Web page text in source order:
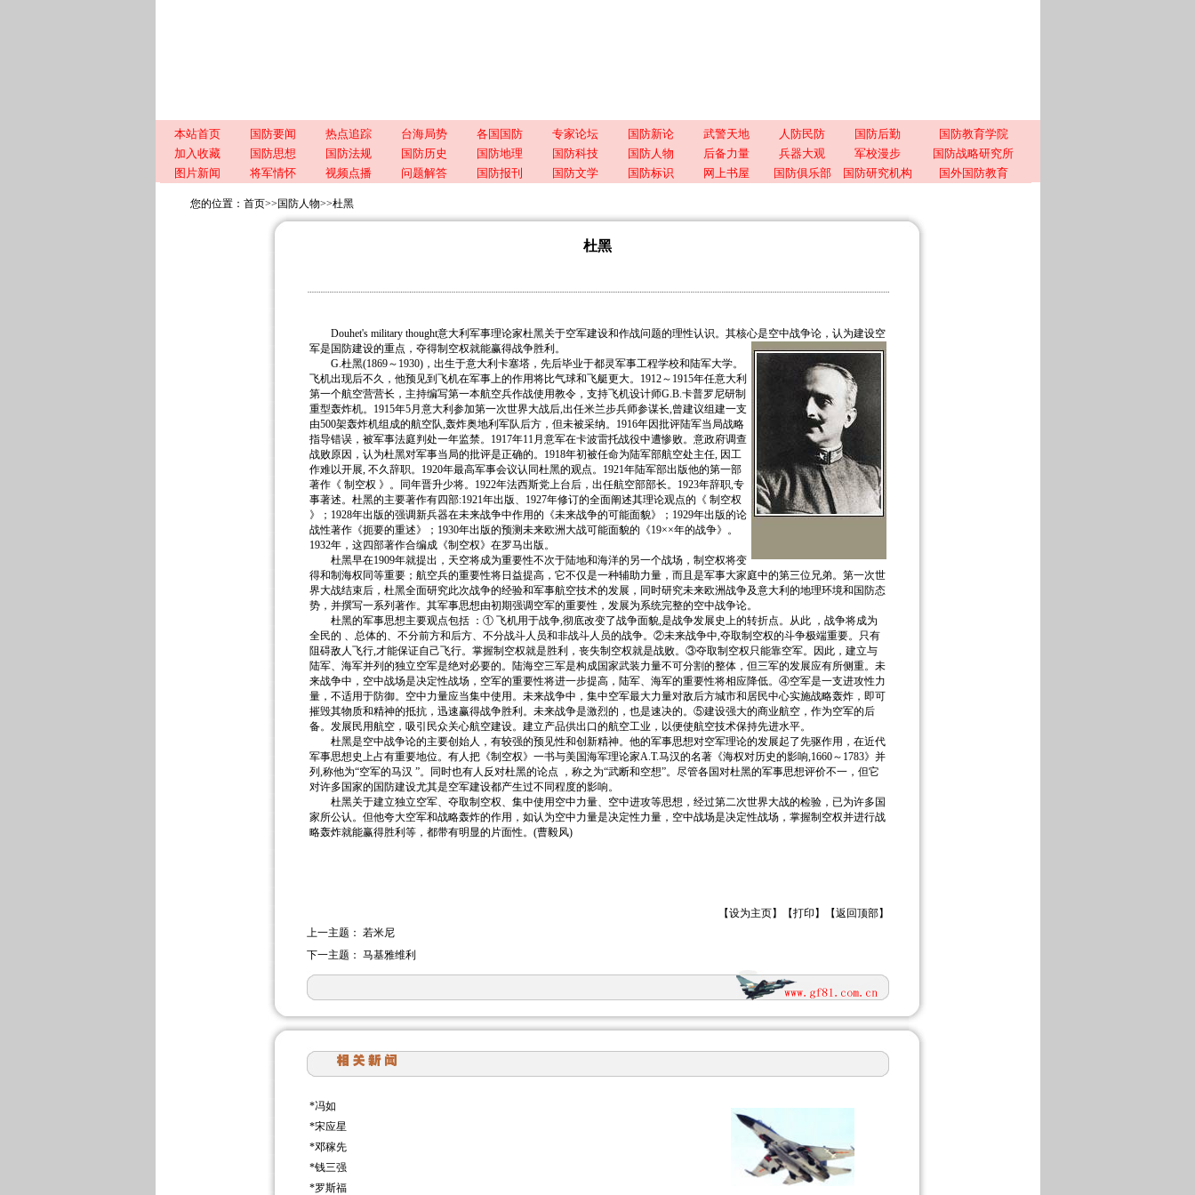
本站首页 国防要闻 热点追踪 台海局势 各国国防 专家论坛 国防新论 武警天地 人防民防 国防后勤
国防教育学院
加入收藏
国防思想 国防法规 国防历史 国防地理 国防科技 国防人物 后备力量 兵器大观 军校漫步
国防战略研究所
图片新闻
将军情怀 视频点播 问题解答 国防报刊 国防文学 国防标识 网上书屋 国防俱乐部 国防研究机构 国外国防教育
您的位置： 首页>> 国防人物>>杜黑
杜黑
Douhet's military thought意大利军事理论家杜黑关于空军建设和作战问题的理性认识。其核心是空中战争论，认为建设空
军是国防建设的重点，夺得制空权就能赢得战争胜利。
G.杜黑(1869～1930)，出生于意大利卡塞塔，先后毕业于都灵军事工程学校和陆军大学。
飞机出现后不久，他预见到飞机在军事上的作用将比气球和飞艇更大。1912～1915年任意大利
第一个航空营营长，主持编写第一本航空兵作战使用教令，支持飞机设计师G.B.卡普罗尼研制
重型轰炸机。1915年5月意大利参加第一次世界大战后,出任米兰步兵师参谋长,曾建议组建一支
由500架轰炸机组成的航空队,轰炸奥地利军队后方，但未被采纳。1916年因批评陆军当局战略
指导错误，被军事法庭判处一年监禁。1917年11月意军在卡波雷托战役中遭惨败。意政府调查
战败原因，认为杜黑对军事当局的批评是正确的。1918年初被任命为陆军部航空处主任, 因工
作难以开展, 不久辞职。1920年最高军事会议认同杜黑的观点。1921年陆军部出版他的第一部
著作《 制空权 》。同年晋升少将。1922年法西斯党上台后，出任航空部部长。1923年辞职,专
事著述。杜黑的主要著作有四部:1921年出版、1927年修订的全面阐述其理论观点的《 制空权
》；1928年出版的强调新兵器在未来战争中作用的《未来战争的可能面貌》；1929年出版的论
战性著作《扼要的重述》；1930年出版的预测未来欧洲大战可能面貌的《19××年的战争》。
1932年，这四部著作合编成《制空权》在罗马出版。
杜黑早在1909年就提出，天空将成为重要性不次于陆地和海洋的另一个战场，制空权将变
得和制海权同等重要；航空兵的重要性将日益提高，它不仅是一种辅助力量，而且是军事大家庭中的第三位兄弟。第一次世
界大战结束后，杜黑全面研究此次战争的经验和军事航空技术的发展，同时研究未来欧洲战争及意大利的地理环境和国防态
势，并撰写一系列著作。其军事思想由初期强调空军的重要性，发展为系统完整的空中战争论。
杜黑的军事思想主要观点包括 ：① 飞机用于战争,彻底改变了战争面貌,是战争发展史上的转折点。从此 ，战争将成为
全民的 、总体的、不分前方和后方、不分战斗人员和非战斗人员的战争。②未来战争中,夺取制空权的斗争极端重要。只有
阻碍敌人飞行,才能保证自己飞行。掌握制空权就是胜利，丧失制空权就是战败。③夺取制空权只能靠空军。因此，建立与
陆军、海军并列的独立空军是绝对必要的。陆海空三军是构成国家武装力量不可分割的整体，但三军的发展应有所侧重。未
来战争中，空中战场是决定性战场，空军的重要性将进一步提高，陆军、海军的重要性将相应降低。④空军是一支进攻性力
量，不适用于防御。空中力量应当集中使用。未来战争中，集中空军最大力量对敌后方城市和居民中心实施战略轰炸，即可
摧毁其物质和精神的抵抗，迅速赢得战争胜利。未来战争是激烈的，也是速决的。⑤建设强大的商业航空，作为空军的后
备。发展民用航空，吸引民众关心航空建设。建立产品供出口的航空工业，以便使航空技术保持先进水平。
杜黑是空中战争论的主要创始人，有较强的预见性和创新精神。他的军事思想对空军理论的发展起了先驱作用，在近代
军事思想史上占有重要地位。有人把《制空权》一书与美国海军理论家A.T.马汉的名著《海权对历史的影响,1660～1783》并
列,称他为“空军的马汉 ”。同时也有人反对杜黑的论点 ，称之为“武断和空想”。尽管各国对杜黑的军事思想评价不一，但它
对许多国家的国防建设尤其是空军建设都产生过不同程度的影响。
杜黑关于建立独立空军、夺取制空权、集中使用空中力量、空中进攻等思想，经过第二次世界大战的检验，已为许多国
家所公认。但他夸大空军和战略轰炸的作用，如认为空中力量是决定性力量，空中战场是决定性战场，掌握制空权并进行战
略轰炸就能赢得胜利等，都带有明显的片面性。(曹毅风)
【设为主页】【打印 】【返回顶部】
上一主题： 若米尼
下一主题： 马基雅维利
*冯如
*宋应星
*邓稼先
*钱三强
*罗斯福